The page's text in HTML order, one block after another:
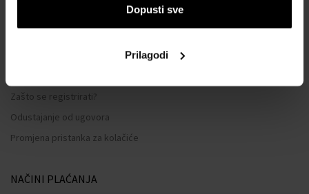
Dopusti sve
Prilagodi
Zašto se registrirati?
Odustajanje od ugovora
Promjena pristanka za kolačiće
NAČINI PLAĆANJA